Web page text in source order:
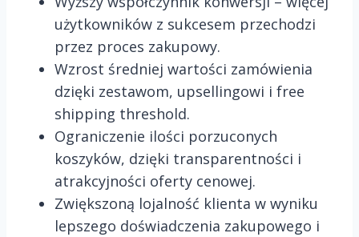
użytkowników z sukcesem przechodzi
przez proces zakupowy.
Wzrost średniej wartości zamówienia
dzięki zestawom, upsellingowi i free
shipping threshold.
Ograniczenie ilości porzuconych
koszyków, dzięki transparentności i
atrakcyjności oferty cenowej.
Zwiększoną lojalność klienta w wyniku
lepszego doświadczenia zakupowego i